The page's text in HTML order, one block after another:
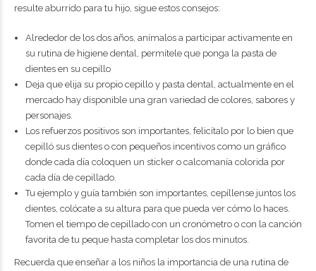
resulte aburrido para tu hijo, sigue estos consejos:
Alrededor de los dos años, anímalos a participar activamente en
su rutina de higiene dental, permítele que ponga la pasta de
dientes en su cepillo
Deja que elija su propio cepillo y pasta dental, actualmente en el
mercado hay disponible una gran variedad de colores, sabores y
personajes.
Los refuerzos positivos son importantes, felicítalo por lo bien que
cepilló sus dientes o con pequeños incentivos como un gráfico
donde cada día coloquen un sticker o calcomanía colorida por
cada día de cepillado.
Tu ejemplo y guía también son importantes, cepíllense juntos los
dientes, colócate a su altura para que pueda ver cómo lo haces.
Tomen el tiempo de cepillado con un cronómetro o con la canción
favorita de tu peque hasta completar los dos minutos.
Recuerda que enseñar a los niños la importancia de una rutina de